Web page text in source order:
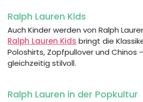
Ralph Lauren Kids
Auch Kinder werden von Ralph
Ralph Lauren Kids bringt die
Poloshirts, Zopfpullover und Chinos
gleichzeitig stilvoll.
Ralph Lauren in der Popkultur